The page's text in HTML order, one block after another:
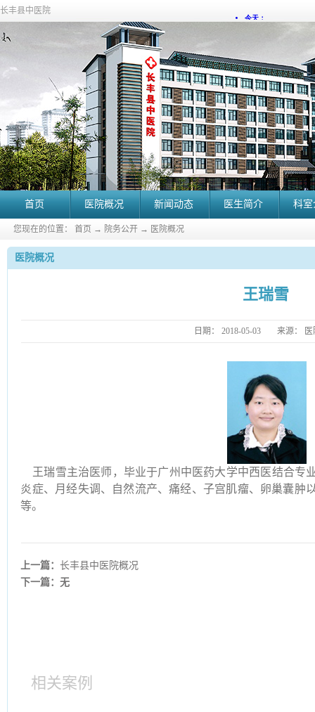
长丰县中医院
首页 医院概况 新闻动态 医生简介 科
您现在的位置： 首页 → 院务公开 → 医院概况
医院概况
王瑞雪
日期： 2018-05-03 来源：
王瑞雪主治医师，毕业于广州中医药大学中西医结合专
炎症、月经失调、自然流产、痛经、子宫肌瘤、卵巢囊肿
等。
上一篇：长丰县中医院概况
下一篇：无
相关案例